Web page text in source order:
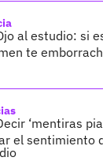
al estudio: si
te
‘mentiras
el sentimiento